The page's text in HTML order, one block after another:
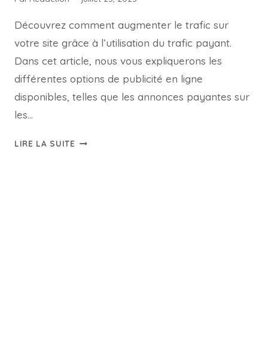
Découvrez comment augmenter le trafic sur
votre site grâce à l’utilisation du trafic payant.
Dans cet article, nous vous expliquerons les
différentes options de publicité en ligne
disponibles, telles que les annonces payantes sur
les…
LIRE LA SUITE